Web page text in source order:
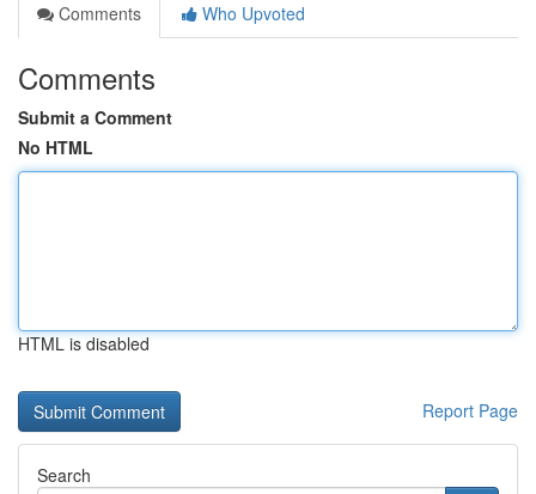
Comments
Who Upvoted
Comments
Submit a Comment
No HTML
HTML is disabled
Report Page
Search